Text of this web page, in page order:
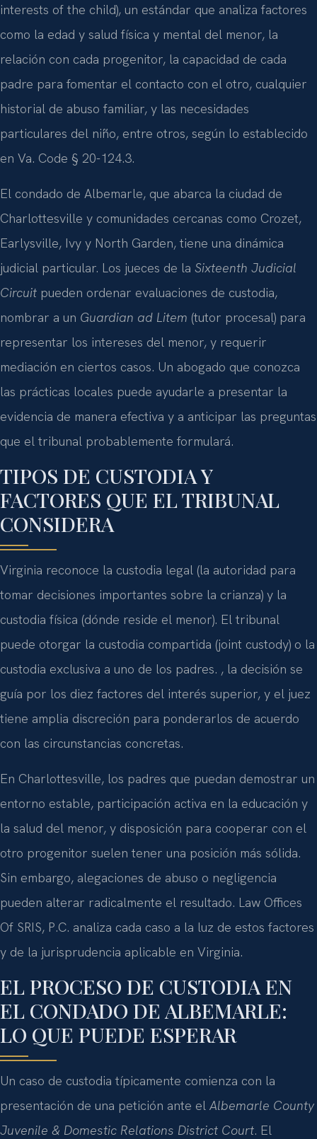
interests of the child), un estándar que analiza factores
como la edad y salud física y mental del menor, la
relación con cada progenitor, la capacidad de cada
padre para fomentar el contacto con el otro, cualquier
historial de abuso familiar, y las necesidades
particulares del niño, entre otros, según lo establecido
en Va. Code § 20-124.3.
El condado de Albemarle, que abarca la ciudad de
Charlottesville y comunidades cercanas como Crozet,
Earlysville, Ivy y North Garden, tiene una dinámica
judicial particular. Los jueces de la Sixteenth Judicial
Circuit pueden ordenar evaluaciones de custodia,
nombrar a un Guardian ad Litem (tutor procesal) para
representar los intereses del menor, y requerir
mediación en ciertos casos. Un abogado que conozca
las prácticas locales puede ayudarle a presentar la
evidencia de manera efectiva y a anticipar las preguntas
que el tribunal probablemente formulará.
TIPOS DE CUSTODIA Y
FACTORES QUE EL TRIBUNAL
CONSIDERA
Virginia reconoce la custodia legal (la autoridad para
tomar decisiones importantes sobre la crianza) y la
custodia física (dónde reside el menor). El tribunal
puede otorgar la custodia compartida (joint custody) o la
custodia exclusiva a uno de los padres. , la decisión se
guía por los diez factores del interés superior, y el juez
tiene amplia discreción para ponderarlos de acuerdo
con las circunstancias concretas.
En Charlottesville, los padres que puedan demostrar un
entorno estable, participación activa en la educación y
la salud del menor, y disposición para cooperar con el
otro progenitor suelen tener una posición más sólida.
Sin embargo, alegaciones de abuso o negligencia
pueden alterar radicalmente el resultado. Law Offices
Of SRIS, P.C. analiza cada caso a la luz de estos factores
y de la jurisprudencia aplicable en Virginia.
EL PROCESO DE CUSTODIA EN
EL CONDADO DE ALBEMARLE:
LO QUE PUEDE ESPERAR
Un caso de custodia típicamente comienza con la
presentación de una petición ante el Albemarle County
Juvenile & Domestic Relations District Court. El